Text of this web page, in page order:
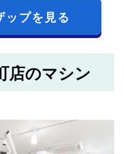
ップを見る
店のマシン